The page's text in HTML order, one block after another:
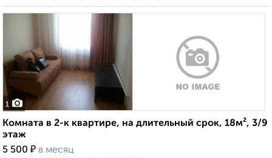
1
Комната в 2-к квартире, на длительный срок, 18м², 3/9
этаж
5 500 ₽ в месяц